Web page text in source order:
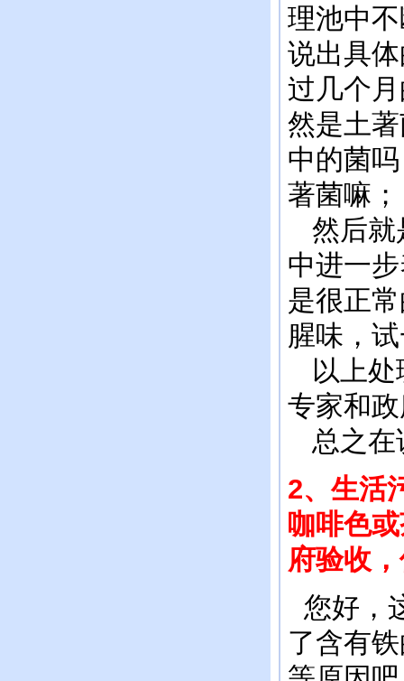
理池中
说出具
过几个
然是土
中的菌
著菌嘛；
然后就
中进一
是很正
腥味，
以上处
专家和
总之在
2、生活
咖啡色
府验收
您好，
了含有